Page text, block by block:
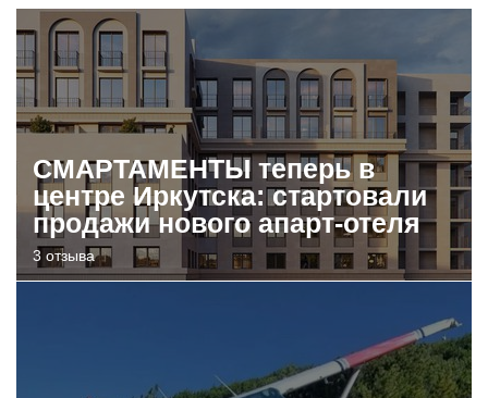
СМАРТАМЕНТЫ теперь в
центре Иркутска: стартовали
продажи нового апарт-отеля
3 отзыва